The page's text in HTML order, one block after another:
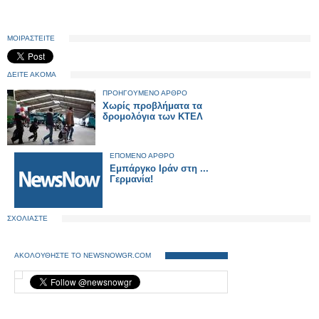
ΜΟΙΡΑΣΤΕΙΤΕ
ΔΕΙΤΕ ΑΚΟΜΑ
ΠΡΟΗΓΟΥΜΕΝΟ ΑΡΘΡΟ
Χωρίς προβλήματα τα
δρομολόγια των ΚΤΕΛ
ΕΠΟΜΕΝΟ ΑΡΘΡΟ
Eμπάργκο Ιράν στη ...
Γερμανία!
ΣΧΟΛΙΑΣΤΕ
ΑΚΟΛΟΥΘΗΣΤΕ ΤΟ NEWSNOWGR.COM